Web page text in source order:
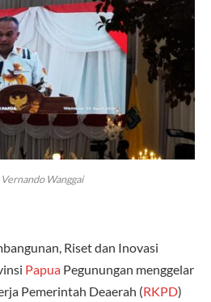
Wanggai
Riset dan Inovasi
Papua Pegunungan menggelar
Pemerintah Deaerah (RKPD)